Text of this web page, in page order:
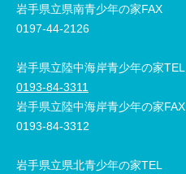
岩手県立県南青少年の家FAX
0197-44-2126
岩手県立陸中海岸青少年の家TEL
0193-84-3311
岩手県立陸中海岸青少年の家FAX
0193-84-3312
岩手県立県北青少年の家TEL